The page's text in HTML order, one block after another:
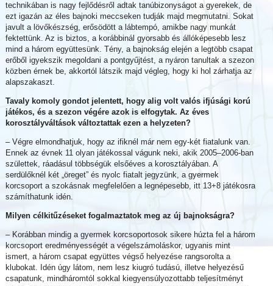
technikában is nagy fejlődésről adtak tanúbizonyságot a gyerekek, de
ezt igazán az éles bajnoki meccseken tudják majd megmutatni. Sokat
javult a lövőkészség, erősödött a lábtempó, amikbe nagy munkát
fektettünk. Az is biztos, a korábbinál gyorsabb és állóképesebb lesz
mind a három együttesünk. Tény, a bajnokság elején a legtöbb csapat
erőből igyekszik megoldani a pontgyűjtést, a nyáron tanultak a szezon
közben érnek be, akkortól látszik majd végleg, hogy ki hol zárhatja az
alapszakaszt.
Tavaly komoly gondot jelentett, hogy alig volt valós ifjúsági korú
játékos, és a szezon végére azok is elfogytak. Az éves
korosztályváltások változtattak ezen a helyzeten?
– Végre elmondhatjuk, hogy az ifiknél már nem egy-két fiatalunk van.
Ennek az évnek 11 olyan játékossal vágunk neki, akik 2005–2006-ban
születtek, ráadásul többségük elsőéves a korosztályában. A
serdülőknél két „öreget” és nyolc fiatalt jegyzünk, a gyermek
korcsoport a szokásnak megfelelően a legnépesebb, itt 13+8 játékosra
számíthatunk idén.
Milyen célkitűzéseket fogalmaztatok meg az új bajnokságra?
– Korábban mindig a gyermek korcsoportosok sikere húzta fel a három
korcsoport eredményességét a végelszámoláskor, ugyanis mint
ismert, a három csapat együttes végső helyezése rangsorolta a
klubokat. Idén úgy látom, nem lesz kiugró tudású, illetve helyezésű
csapatunk, mindháromtól sokkal kiegyensúlyozottabb teljesítményt